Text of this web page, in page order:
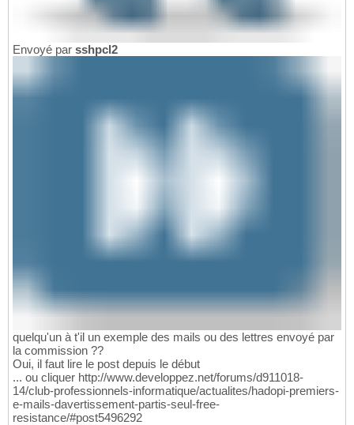
Envoyé par sshpcl2
quelqu'un à t'il un exemple des mails ou des lettres envoyé par
la commission ??
Oui, il faut lire le post depuis le début
... ou cliquer http://www.developpez.net/forums/d911018-
14/club-professionnels-informatique/actualites/hadopi-premiers-
e-mails-davertissement-partis-seul-free-
resistance/#post5496292